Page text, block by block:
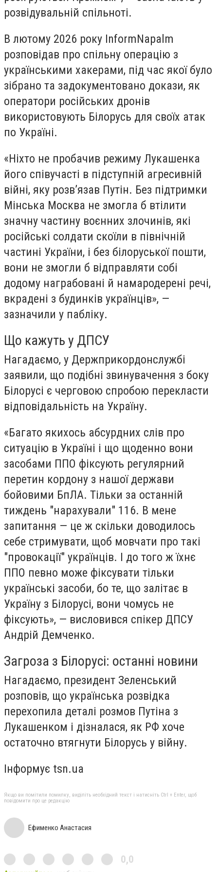
розвідувальній спільноті.
В лютому 2026 року InformNapalm
розповідав про спільну операцію з
українськими хакерами, під час якої було
зібрано та задокументовано докази, як
оператори російських дронів
використовують Білорусь для своїх атак
по Україні.
«Ніхто не пробачив режиму Лукашенка
його співучасті в підступній агресивній
війні, яку розв’язав Путін. Без підтримки
Мінська Москва не змогла б втілити
значну частину воєнних злочинів, які
російські солдати скоїли в північній
частині України, і без білоруської пошти,
вони не змогли б відправляти собі
додому награбовані й намародерені речі,
вкрадені з будинків українців», —
зазначили у пабліку.
Що кажуть у ДПСУ
Нагадаємо, у Держприкордонслужбі
заявили, що подібні звинувачення з боку
Білорусі є черговою спробою перекласти
відповідальність на Україну.
«Багато якихось абсурдних слів про
ситуацію в Україні і що щоденно вони
засобами ППО фіксують регулярний
перетин кордону з нашої держави
бойовими БпЛА. Тільки за останній
тиждень "нарахували" 116. В мене
запитання — це ж скільки доводилось
себе стримувати, щоб мовчати про такі
"провокації" українців. І до того ж їхнє
ППО певно може фіксувати тільки
українські засоби, бо те, що залітає в
Україну з Білорусі, вони чомусь не
фіксують», — висловився спікер ДПСУ
Андрій Демченко.
Загроза з Білорусі: останні новини
Нагадаємо, президент Зеленський
розповів, що українська розвідка
перехопила деталі розмов Путіна з
Лукашенком і дізналася, як РФ хоче
остаточно втягнути Білорусь у війну.
Інформує tsn.ua
Якщо ви помітили помилку, виділіть необхідний текст і натисніть Ctrl + Enter, щоб
повідомити про це редакцію
Ефименко Анастасия
0,0